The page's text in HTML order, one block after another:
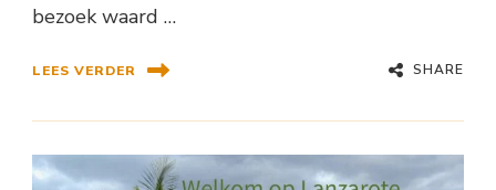
bezoek waard …
LEES VERDER SHARE